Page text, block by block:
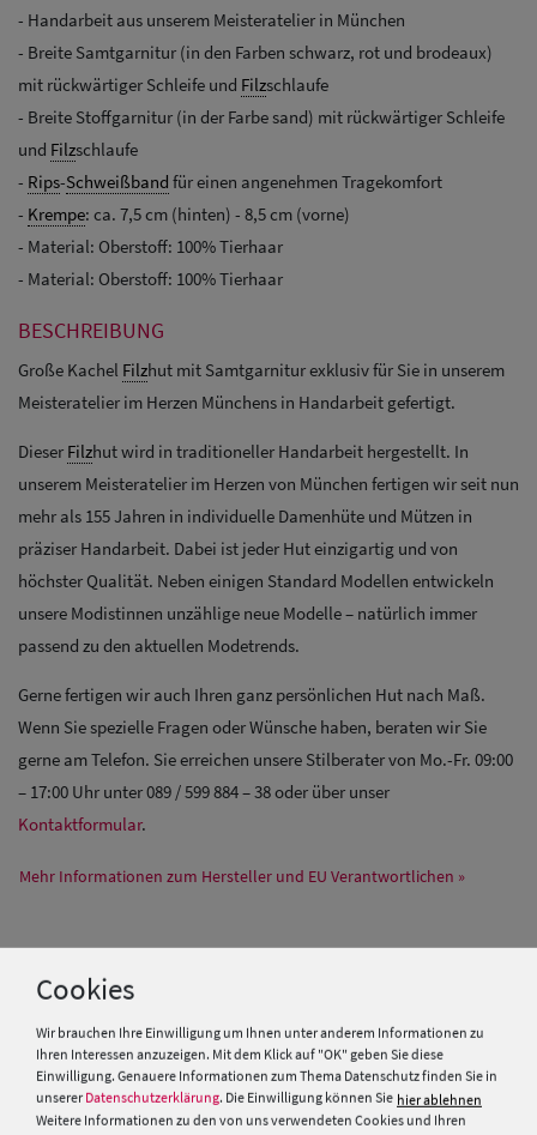
- Handarbeit aus unserem Meisteratelier in München
- Breite Samtgarnitur (in den Farben schwarz, rot und brodeaux)
mit rückwärtiger Schleife und Filzschlaufe
- Breite Stoffgarnitur (in der Farbe sand) mit rückwärtiger Schleife
und Filzschlaufe
- Rips-Schweißband für einen angenehmen Tragekomfort
- Krempe: ca. 7,5 cm (hinten) - 8,5 cm (vorne)
- Material: Oberstoff: 100% Tierhaar
- Material: Oberstoff: 100% Tierhaar
BESCHREIBUNG
Große Kachel Filzhut mit Samtgarnitur exklusiv für Sie in unserem
Meisteratelier im Herzen Münchens in Handarbeit gefertigt.
Dieser Filzhut wird in traditioneller Handarbeit hergestellt. In
unserem Meisteratelier im Herzen von München fertigen wir seit nun
mehr als 155 Jahren in individuelle Damenhüte und Mützen in
präziser Handarbeit. Dabei ist jeder Hut einzigartig und von
höchster Qualität. Neben einigen Standard Modellen entwickeln
unsere Modistinnen unzählige neue Modelle – natürlich immer
passend zu den aktuellen Modetrends.
Gerne fertigen wir auch Ihren ganz persönlichen Hut nach Maß.
Wenn Sie spezielle Fragen oder Wünsche haben, beraten wir Sie
gerne am Telefon. Sie erreichen unsere Stilberater von Mo.-Fr. 09:00
– 17:00 Uhr unter 089 / 599 884 – 38 oder über unser
Kontaktformular.
Mehr Informationen zum Hersteller und EU Verantwortlichen »
PRODUKTEMPFEHLUNGEN
Cookies
Wir brauchen Ihre Einwilligung um Ihnen unter anderem Informationen zu
Ihren Interessen anzuzeigen. Mit dem Klick auf "OK" geben Sie diese
Einwilligung. Genauere Informationen zum Thema Datenschutz finden Sie in
unserer Datenschutzerklärung. Die Einwilligung können Sie hier ablehnen
Weitere Informationen zu den von uns verwendeten Cookies und Ihren